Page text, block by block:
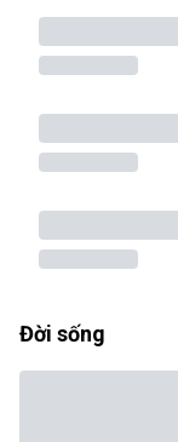
Đời sống